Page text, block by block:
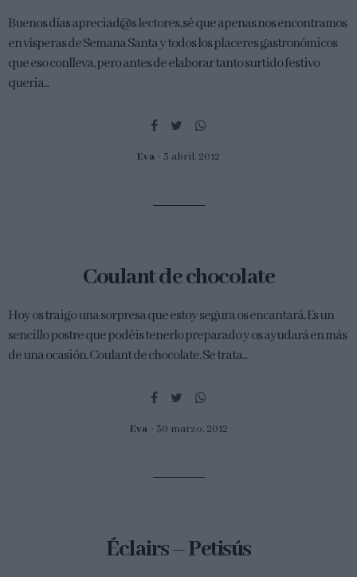
Buenos días apreciad@s lectores, sé que apenas nos encontramos
en vísperas de Semana Santa y todos los placeres gastronómicos
que eso conlleva, pero antes de elaborar tanto surtido festivo
queria...
Eva 3 abril, 2012
Coulant de chocolate
Hoy os traigo una sorpresa que estoy segura os encantará. Es un
sencillo postre que podéis tenerlo preparado y os ayudará en más
de una ocasión. Coulant de chocolate. Se trata...
Eva 30 marzo, 2012
Éclairs – Petisús